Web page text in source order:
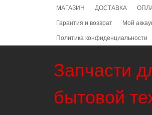
МАГАЗИН ДОСТАВКА
Гарантия и возврат
Мой
Политика конфиденциальности
Запчасти
бытовой